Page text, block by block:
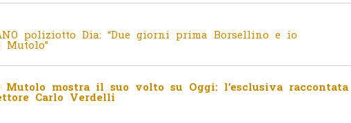
poliziotto Dia: “Due giorni prima Borsellino e io
Mutolo”
Mutolo mostra il suo volto su Oggi: l’esclusiva raccontata
Carlo Verdelli